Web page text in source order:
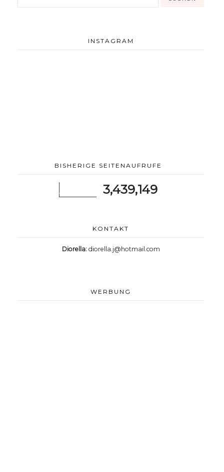
INSTAGRAM
BISHERIGE SEITENAUFRUFE
3,439,149
KONTAKT
Diorella: diorella.j@hotmail.com
WERBUNG